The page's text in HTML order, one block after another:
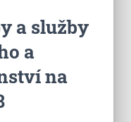
a služby
a
na